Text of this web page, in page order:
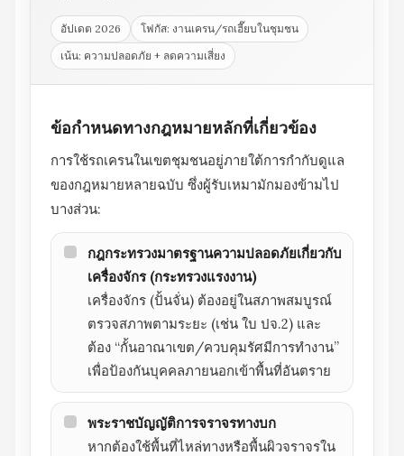
อัปเดต 2026
โฟกัส: งานเครน/รถเฮี๊ยบในชุมชน
เน้น: ความปลอดภัย + ลดความเสี่ยง
ข้อกำหนดทางกฎหมายหลักที่เกี่ยวข้อง
การใช้รถเครนในเขตชุมชนอยู่ภายใต้การกำกับดูแล
ของกฎหมายหลายฉบับ ซึ่งผู้รับเหมามักมองข้ามไป
บางส่วน:
กฎกระทรวงมาตรฐานความปลอดภัยเกี่ยวกับ
เครื่องจักร (กระทรวงแรงงาน)
เครื่องจักร (ปั้นจั่น) ต้องอยู่ในสภาพสมบูรณ์
ตรวจสภาพตามระยะ (เช่น ใบ ปจ.2) และ
ต้อง “กั้นอาณาเขต/ควบคุมรัศมีการทำงาน”
เพื่อป้องกันบุคคลภายนอกเข้าพื้นที่อันตราย
พระราชบัญญัติการจราจรทางบก
หากต้องใช้พื้นที่ไหล่ทางหรือพื้นผิวจราจรใน